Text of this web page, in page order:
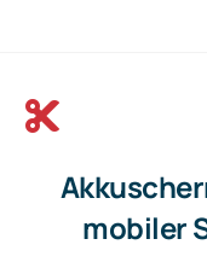
mobiler